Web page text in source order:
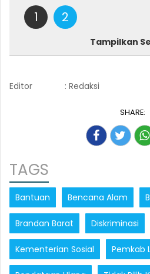
1 2
Tampilkan
Editor : Redaksi
SHARE:
TAGS
Bantuan Bencana Alam
Brandan Barat Diskriminasi
Kementerian Sosial Pemkab